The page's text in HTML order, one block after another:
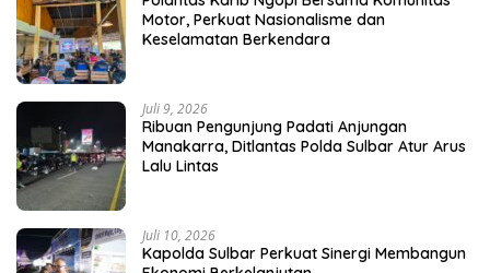
Motor, Perkuat Nasionalisme dan
Keselamatan Berkendara
Juli 9, 2026
Ribuan Pengunjung Padati Anjungan
Manakarra, Ditlantas Polda Sulbar Atur Arus
Lalu Lintas
Juli 10, 2026
Kapolda Sulbar Perkuat Sinergi Membangun